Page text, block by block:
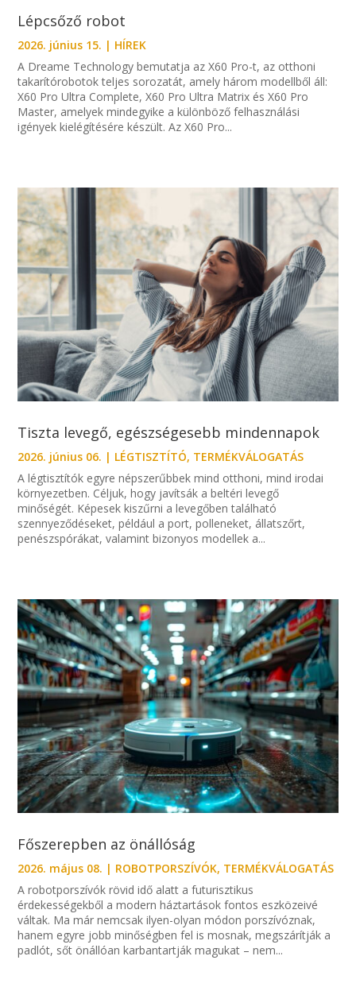
Lépcsőző robot
2026. június 15. | HÍREK
A Dreame Technology bemutatja az X60 Pro-t, az otthoni
takarítórobotok teljes sorozatát, amely három modellből áll:
X60 Pro Ultra Complete, X60 Pro Ultra Matrix és X60 Pro
Master, amelyek mindegyike a különböző felhasználási
igények kielégítésére készült. Az X60 Pro...
Tiszta levegő, egészségesebb mindennapok
2026. június 06. | LÉGTISZTÍTÓ, TERMÉKVÁLOGATÁS
A légtisztítók egyre népszerűbbek mind otthoni, mind irodai
környezetben. Céljuk, hogy javítsák a beltéri levegő
minőségét. Képesek kiszűrni a levegőben található
szennyeződéseket, például a port, polleneket, állatszőrt,
penészspórákat, valamint bizonyos modellek a...
Főszerepben az önállóság
2026. május 08. | ROBOTPORSZÍVÓK, TERMÉKVÁLOGATÁS
A robotporszívók rövid idő alatt a futurisztikus
érdekességekből a modern háztartások fontos eszközeivé
váltak. Ma már nemcsak ilyen-olyan módon porszívóznak,
hanem egyre jobb minőségben fel is mosnak, megszárítják a
padlót, sőt önállóan karbantartják magukat – nem...